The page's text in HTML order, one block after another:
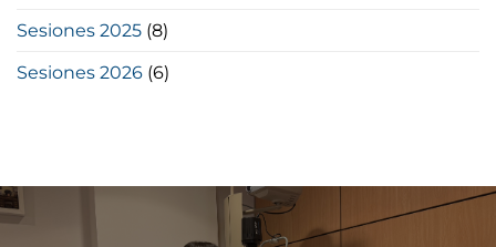
Sesiones 2025 (8)
Sesiones 2026 (6)